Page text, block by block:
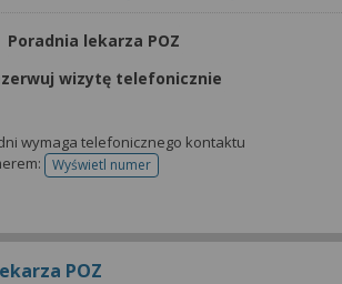
Poradnia lekarza POZ
wizytę telefonicznie
wymaga telefonicznego kontaktu
Wyświetl numertelefonu do rejestracji
POZ